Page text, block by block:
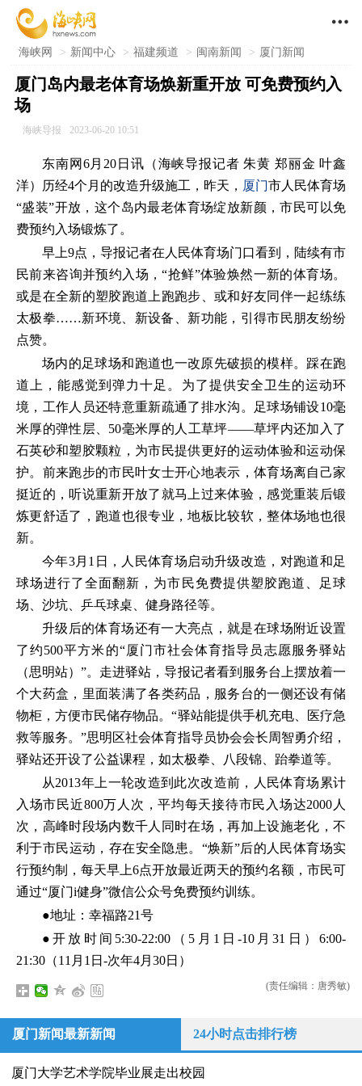

海峡网 > 新闻中心 > 福建频道 > 闽南新闻 > 厦门新闻
厦门岛内最老体育场焕新重开放 可免费预约入
场
海峡导报 2023-06-20 10:51
东南网6月20日讯（海峡导报记者 朱黄 郑丽金 叶鑫
洋）历经4个月的改造升级施工，昨天， 厦门市人民体育场
“盛装”开放，这个岛内最老体育场绽放新颜，市民可以免
费预约入场锻炼了。
早上9点，导报记者在人民体育场门口看到，陆续有市
民前来咨询并预约入场，“抢鲜”体验焕然一新的体育场。
或是在全新的塑胶跑道上跑跑步、或和好友同伴一起练练
太极拳……新环境、新设备、新功能，引得市民朋友纷纷
点赞。
场内的足球场和跑道也一改原先破损的模样。踩在跑
道上，能感觉到弹力十足。为了提供安全卫生的运动环
境，工作人员还特意重新疏通了排水沟。足球场铺设10毫
米厚的弹性层、50毫米厚的人工草坪——草坪内还加入了
石英砂和塑胶颗粒，为市民提供更好的运动体验和运动保
护。前来跑步的市民叶女士开心地表示，体育场离自己家
挺近的，听说重新开放了就马上过来体验，感觉重装后锻
炼更舒适了，跑道也很专业，地板比较软，整体场地也很
新。
今年3月1日，人民体育场启动升级改造，对跑道和足
球场进行了全面翻新，为市民免费提供塑胶跑道、足球
场、沙坑、乒乓球桌、健身路径等。
升级后的体育场还有一大亮点，就是在球场附近设置
了约500平方米的“厦门市社会体育指导员志愿服务驿站
（思明站）”。走进驿站，导报记者看到服务台上摆放着一
个大药盒，里面装满了各类药品，服务台的一侧还设有储
物柜，方便市民储存物品。“驿站能提供手机充电、医疗急
救等服务。”思明区社会体育指导员协会会长周智勇介绍，
驿站还开设了公益课程，如太极拳、八段锦、跆拳道等。
从2013年上一轮改造到此次改造前，人民体育场累计
入场市民近800万人次，平均每天接待市民入场达2000人
次，高峰时段场内数千人同时在场，再加上设施老化，不
利于市民运动，存在安全隐患。“焕新”后的人民体育场实
行预约制，每天早上6点开放最近两天的预约名额，市民可
通过“厦门i健身”微信公众号免费预约训练。
●地址：幸福路21号
●开放时间5:30-22:00（5月1日-10月31日）6:00-
21:30（11月1日-次年4月30日）
(责任编辑：唐秀敏)
厦门新闻最新新闻 24小时点击排行榜
厦门大学艺术学院毕业展走出校园